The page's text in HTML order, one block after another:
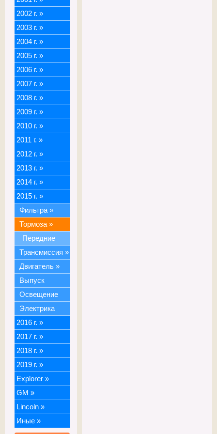
2002 г. »
2003 г. »
2004 г. »
2005 г. »
2006 г. »
2007 г. »
2008 г. »
2009 г. »
2010 г. »
2011 г. »
2012 г. »
2013 г. »
2014 г. »
2015 г. »
Фильтра »
Тормоза »
Передние
Трансмиссия »
Двигатель »
Выпуск
Освещение
Электрика
2016 г. »
2017 г. »
2018 г. »
2019 г. »
Explorer »
GM »
Lincoln »
Иные »